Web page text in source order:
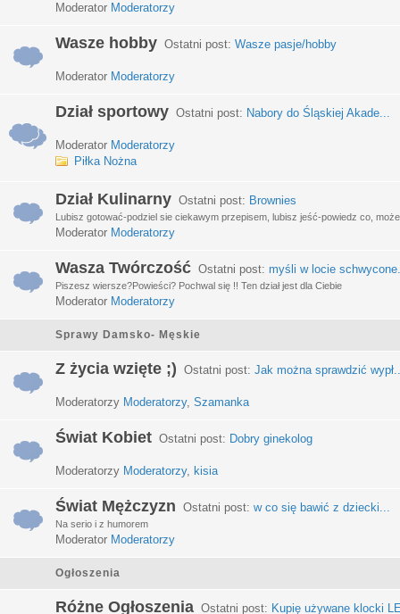
Moderator Moderatorzy
Wasze hobby Ostatni post: Wasze pasje/hobby
Moderator Moderatorzy
Dział sportowy Ostatni post: Nabory do Śląskiej Akade...
Moderator Moderatorzy
Piłka Nożna
Dział Kulinarny Ostatni post: Brownies
Lubisz gotować-podziel sie ciekawym przepisem, lubisz jeść-powiedz co,
Moderator Moderatorzy
Wasza Twórczość Ostatni post: myśli w locie
Piszesz wiersze?Powieści? Pochwal się !! Ten dział jest dla Ciebie
Moderator Moderatorzy
Sprawy Damsko- Męskie
Z życia wzięte ;) Ostatni post: Jak można sprawdzić
Moderatorzy Moderatorzy, Szamanka
Świat Kobiet Ostatni post: Dobry ginekolog
Moderatorzy Moderatorzy, kisia
Świat Mężczyzn Ostatni post: w co się bawić z dziecki...
Na serio i z humorem
Moderator Moderatorzy
Ogłoszenia
Różne Ogłoszenia Ostatni post: Kupię używane klocki